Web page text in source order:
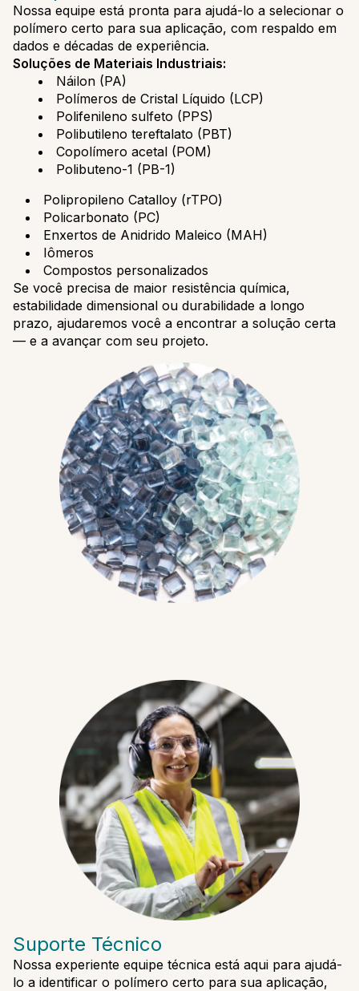
Nossa equipe está pronta para ajudá-lo a selecionar o
polímero certo para sua aplicação, com respaldo em
dados e décadas de experiência.
Soluções de Materiais Industriais:
Náilon (PA)
Polímeros de Cristal Líquido (LCP)
Polifenileno sulfeto (PPS)
Polibutileno tereftalato (PBT)
Copolímero acetal (POM)
Polibuteno-1 (PB-1)
Polipropileno Catalloy (rTPO)
Policarbonato (PC)
Enxertos de Anidrido Maleico (MAH)
Iômeros
Compostos personalizados
Se você precisa de maior resistência química,
estabilidade dimensional ou durabilidade a longo
prazo, ajudaremos você a encontrar a solução certa
— e a avançar com seu projeto.
Suporte Técnico
Nossa experiente equipe técnica está aqui para ajudá-
lo a identificar o polímero certo para sua aplicação,